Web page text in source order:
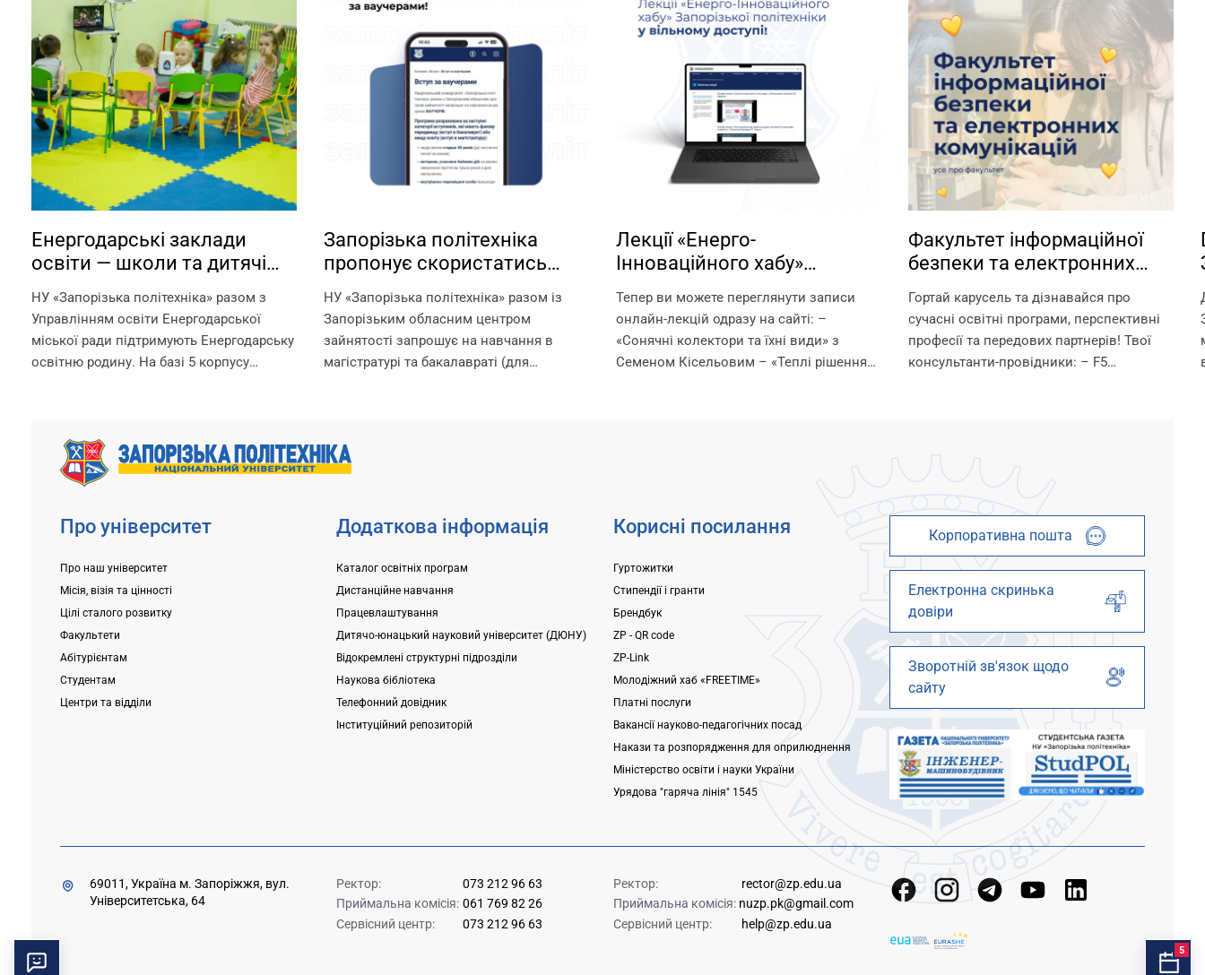
Енергодарські заклади
освіти — школи та дитячі
Запорізької політехніки!
НУ «Запорізька політехніка» разом з
Управлінням освіти Енергодарської
міської ради підтримують Енергодарську
освітню родину. На базі 5 корпусу
гарантуємо? –...
Запорізька політехніка
пропонує скористатись
ваучерами!
НУ «Запорізька політехніка» разом із
Запорізьким обласним центром
зайнятості запрошує на навчання в
магістратурі та бакалавраті (для
службою зайнятості та...
Лекції «Енерго-
Інноваційного хабу»
вільному доступі!
Тепер ви можете переглянути записи
онлайн-лекцій одразу на сайті: –
«Сонячні колектори та їхні види» з
Семеном Кісельовим – «Теплі рішення
Факультет інформаційної
безпеки та електронних
політехніка» — володарі
технологічного світу.
Гортай карусель та дізнавайся про
сучасні освітні програми, перспективні
професії та передових партнерів! Твої
консультанти-провідники: – F5
Про університет
Про наш університет
Місія, візія та цінності
Цілі сталого розвитку
Факультети
Абітурієнтам
Студентам
Центри та відділи
Додаткова інформація
Каталог освітніх програм
Дистанційне навчання
Працевлаштування
Дитячо-юнацький науковий університет (ДЮНУ)
Відокремлені структурні підрозділи
Наукова бібліотека
Телефонний довідник
Інституційний репозиторій
Корисні посилання
Гуртожитки
Стипендії і гранти
Брендбук
ZP - QR code
ZP-Link
Молодіжний хаб «FREETIME»
Платні послуги
Вакансії науково-педагогічних посад
Накази та розпорядження для оприлюднення
Міністерство освіти і науки України
Урядова "гаряча лінія" 1545
Корпоративна пошта
Електронна скринька
довіри
Зворотній зв'язок щодо
сайту
69011, Україна м. Запоріжжя, вул.
Університетська, 64
Ректор:
073 212 96 63
Приймальна комісія: 061 769 82 26
Сервісний центр:
073 212 96 63
Ректор:
rector@zp.edu.ua
Приймальна комісія: nuzp.pk@gmail.com
Сервісний центр:
help@zp.edu.ua
5